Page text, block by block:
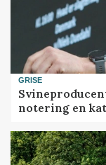
GRISE
notering en